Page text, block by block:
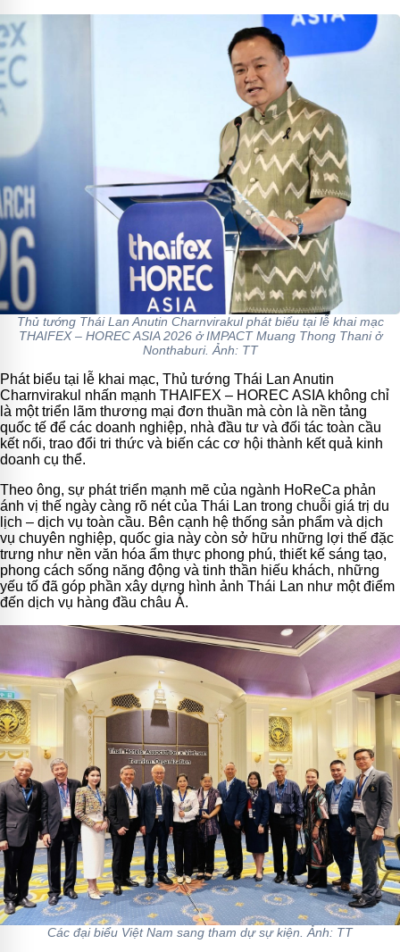
Thủ tướng Thái Lan Anutin Charnvirakul phát biểu tại lễ khai mạc
THAIFEX – HOREC ASIA 2026 ở IMPACT Muang Thong Thani ở
Nonthaburi. Ảnh: TT
Phát biểu tại lễ khai mạc, Thủ tướng Thái Lan Anutin
Charnvirakul nhấn mạnh THAIFEX – HOREC ASIA không chỉ
là một triển lãm thương mại đơn thuần mà còn là nền tảng
quốc tế để các doanh nghiệp, nhà đầu tư và đối tác toàn cầu
kết nối, trao đổi tri thức và biến các cơ hội thành kết quả kinh
doanh cụ thể.
Theo ông, sự phát triển mạnh mẽ của ngành HoReCa phản
ánh vị thế ngày càng rõ nét của Thái Lan trong chuỗi giá trị du
lịch – dịch vụ toàn cầu. Bên cạnh hệ thống sản phẩm và dịch
vụ chuyên nghiệp, quốc gia này còn sở hữu những lợi thế đặc
trưng như nền văn hóa ẩm thực phong phú, thiết kế sáng tạo,
phong cách sống năng động và tinh thần hiếu khách, những
yếu tố đã góp phần xây dựng hình ảnh Thái Lan như một điểm
đến dịch vụ hàng đầu châu Á.
Các đại biểu Việt Nam sang tham dự sự kiện. Ảnh: TT